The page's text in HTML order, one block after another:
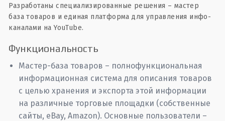
Разработаны специализированные решения – мастер
база товаров и единая платформа для управления инфо-
каналами на YouTube.
Функциональность
Мастер-база товаров – полнофункциональная
информационная система для описания товаров
с целью хранения и экспорта этой информации
на различные торговые площадки (собственные
сайты, eBay, Amazon). Основные пользователи –